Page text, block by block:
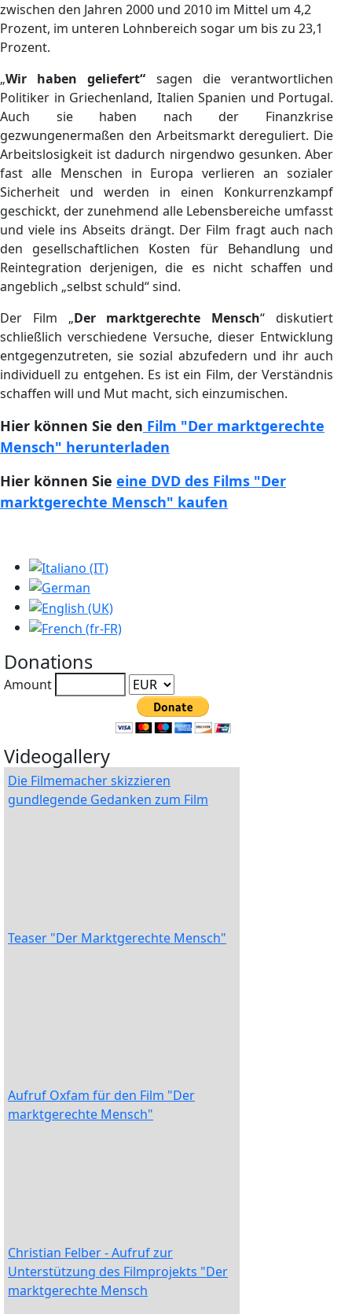
Sprache auswählen
Donations
Amount
Videogallery
Die Filmemacher skizzieren
gundlegende Gedanken zum Film
Teaser "Der Marktgerechte Mensch"
Aufruf Oxfam für den Film "Der
marktgerechte Mensch"
Christian Felber - Aufruf zur
Unterstützung des Filmprojekts "Der
marktgerechte Mensch
zwischen den Jahren 2000 und 2010 im Mittel um 4,2
Prozent, im unteren Lohnbereich sogar um bis zu 23,1
Prozent.
„Wir haben geliefert“ sagen die verantwortlichen
Politiker in Griechenland, Italien Spanien und Portugal.
Auch sie haben nach der Finanzkrise
gezwungenermaßen den Arbeitsmarkt dereguliert. Die
Arbeitslosigkeit ist dadurch nirgendwo gesunken. Aber
fast alle Menschen in Europa verlieren an sozialer
Sicherheit und werden in einen Konkurrenzkampf
geschickt, der zunehmend alle Lebensbereiche umfasst
und viele ins Abseits drängt. Der Film fragt auch nach
den gesellschaftlichen Kosten für Behandlung und
Reintegration derjenigen, die es nicht schaffen und
angeblich „selbst schuld“ sind.
Der Film „Der marktgerechte Mensch“ diskutiert
schließlich verschiedene Versuche, dieser Entwicklung
entgegenzutreten, sie sozial abzufedern und ihr auch
individuell zu entgehen. Es ist ein Film, der Verständnis
schaffen will und Mut macht, sich einzumischen.
Hier können Sie den Film "Der marktgerechte
Mensch" herunterladen
Hier können Sie eine DVD des Films "Der
marktgerechte Mensch" kaufen